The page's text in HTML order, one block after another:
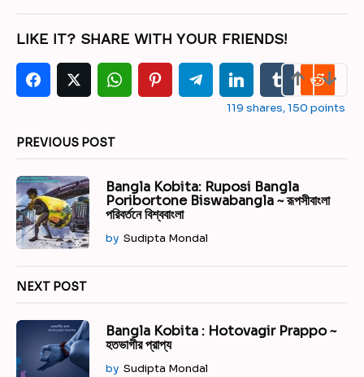
P
a
g
i
a
i
o
n
LIKE IT? SHARE WITH YOUR FRIENDS!
119 shares,150 points
PREVIOUS POST
Bangla Kobita: Ruposi Bangla
Poribortone Biswabangla ~ রূপসীবাংলা
পরিবর্তনে বিশ্ববাংলা
by Sudipta Mondal
NEXT POST
Bangla Kobita : Hotovagir Prappo ~
হতভাগীর প্রাপ্য
by Sudipta Mondal